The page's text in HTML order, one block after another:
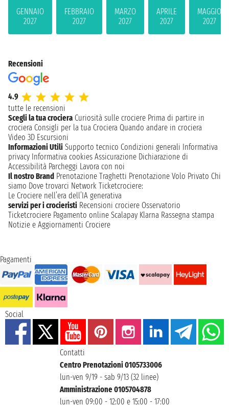
GENNAIO
2027
FEBBRAIO
2027
MARZO
2027
APRILE
2027
MAGGIO
2027
Recensioni
4.9
tutte le recensioni
Scegli la tua crociera Curiosità sulle crociere Prima di partire in
crociera Consigli per la tua Crociera Quando andare in crociera
Video 3D Escursioni
Informazioni Utili Supporto tecnico Condizioni generali Informativa
privacy Informativa cookies Assicurazione Dichiarazione di
Accessibilità Parcheggi Lavora con noi
Il nostro Brand Prenotazione Traghetti Prenotazione Volo Privato Chi
siamo Dove trovarci Network Ticketcrociere:
Le Crociere nell’era dell’IA generativa
servizi per i crocieristi Recensioni crociere Osservatorio
Ticketcrociere Pagamento online Scalapay Klarna Rassegna stampa
Notizie e Aggiornamenti Crociere
Pagamenti
Social
Contatti
Centro Prenotazioni 0105733006
lun-ven 9/19 - sab 9/13 (32 linee)
Amministrazione 0105704878
lun-ven 09:00 - 12:00 e 15:00 - 17:00